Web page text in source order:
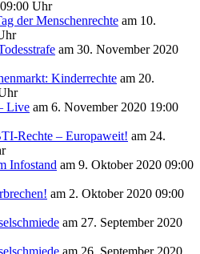
Uhr
der Menschenrechte am 10.
am 30. November 2020
Kinderrechte am 20.
Live am 6. November 2020 19:00
Rechte – Europaweit! am 24.
Infostand am 9. Oktober 2020 09:00
am 2. Oktober 2020 09:00
am 27. September 2020
am 26. September 2020